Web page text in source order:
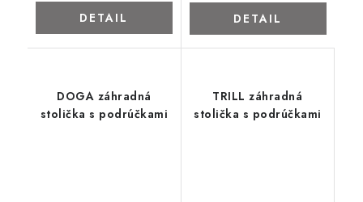
DETAIL DETAIL
DOGA záhradná
stolička s podrúčkami
TRILL záhradná
stolička s podrúčkami